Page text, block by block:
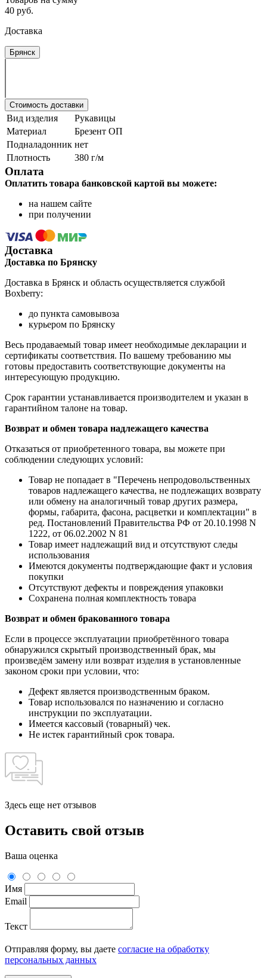
40 руб.
Доставка
Брянск
Стоимость доставки
Вид изделия
Рукавицы
Материал
Брезент ОП
Подналадонник нет
Плотность
380 г/м
Оплата
Оплатить товара банковской картой вы можете:
на нашем сайте
при получении
Доставка
Доставка по Брянску
Доставка в Брянск и область осуществляется службой
Boxberry:
до пункта самовывоза
курьером по Брянску
Весь продаваемый товар имеет необходимые декларации и
сертификаты соответствия. По вашему требованию мы
готовы предоставить соответствующие документы на
интересующую продукцию.
Срок гарантии устанавливается производителем и указан в
гарантийном талоне на товар.
Возврат и обмен товара надлежащего качества
Отказаться от приобретенного товара, вы можете при
соблюдении следующих условий:
Товар не попадает в "Перечень непродовольственных
товаров надлежащего качества, не подлежащих возврату
или обмену на аналогичный товар других размера,
формы, габарита, фасона, расцветки и комплектации" в
ред. Постановлений Правительства РФ от 20.10.1998 N
1222, от 06.02.2002 N 81
Товар имеет надлежащий вид и отсутствуют следы
использования
Имеются документы подтверждающие факт и условия
покупки
Отсутствуют дефекты и повреждения упаковки
Сохранена полная комплектность товара
Возврат и обмен бракованного товара
Если в процессе эксплуатации приобретённого товара
обнаружился скрытый производственный брак, мы
произведём замену или возврат изделия в установленные
законом сроки при условии, что:
Дефект является производственным браком.
Товар использовался по назначению и согласно
инструкции по эксплуатации.
Имеется кассовый (товарный) чек.
Не истек гарантийный срок товара.
Здесь еще нет отзывов
Оставить свой отзыв
Ваша оценка
Имя
Email
Текст
Отправляя форму, вы даете согласие на обработку
персональных данных